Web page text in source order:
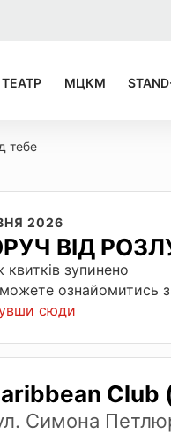
ТЕАТР МЦКМ
тебе
2026
ВІД
зупинено
ознайомитись
сюди
Club
Симона